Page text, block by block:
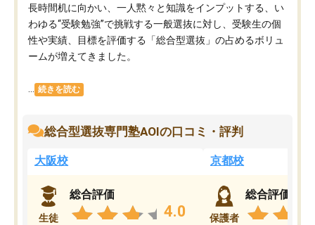
長時間机に向かい、一人黙々と知識をインプットする、い
わゆる“受験勉強”で挑戦する一般選抜に対し、受験生の個
性や実績、目標を評価する「総合型選抜」の占めるボリュ
ームが増えてきました。
続きを読む
総合型選抜専門塾AOIの口コミ・評判
大阪校
生徒
総合評価
4.0
京都校
保護者
総合評価